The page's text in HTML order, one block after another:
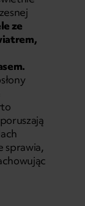
ze
sprawia,